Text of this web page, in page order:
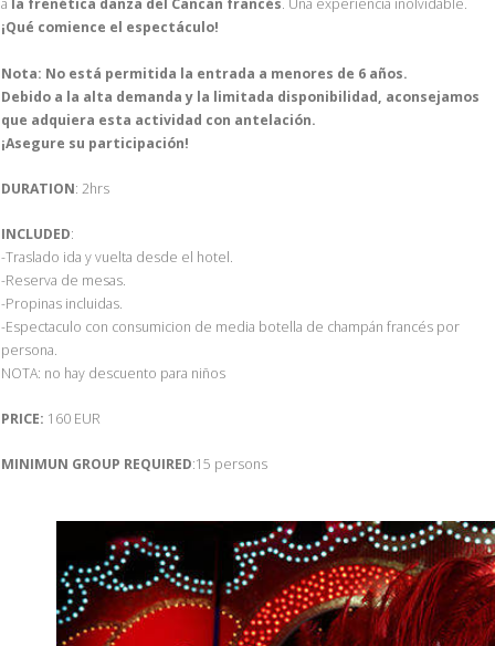
a la frenética danza del Cancan francés. Una experiencia inolvidable.
¡Qué comience el espectáculo!
Nota: No está permitida la entrada a menores de 6 años.
Debido a la alta demanda y la limitada disponibilidad, aconsejamos
que adquiera esta actividad con antelación.
¡Asegure su participación!
DURATION: 2hrs
INCLUDED:
-Traslado ida y vuelta desde el hotel.
-Reserva de mesas.
-Propinas incluidas.
-Espectaculo con consumicion de media botella de champán francés por
persona.
NOTA: no hay descuento para niños
PRICE: 160 EUR
MINIMUN GROUP REQUIRED:15 persons